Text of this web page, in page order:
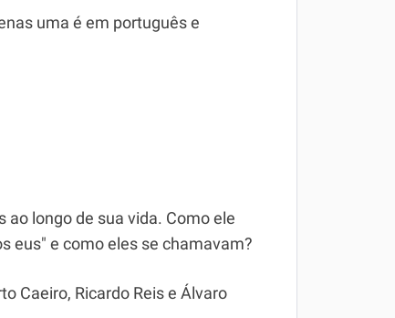
uma é em português e
ao longo de sua vida. Como ele
eus" e como eles se chamavam?
Caeiro, Ricardo Reis e Álvaro